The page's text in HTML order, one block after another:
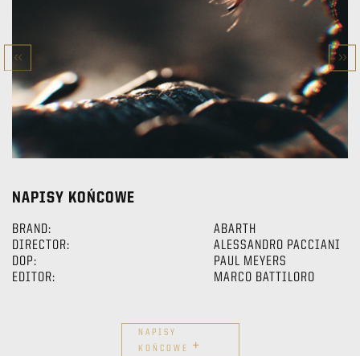
NAPISY KOŃCOWE
BRAND:
ABARTH
DIRECTOR:
ALESSANDRO PACCIANI
DOP:
PAUL MEYERS
EDITOR:
MARCO BATTILORO
NAPISY
KOŃCOWE +